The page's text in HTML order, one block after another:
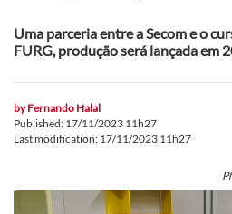
Uma parceria entre a Secom e o
FURG, produção será lançada em
byFernando Halal
Published: 17/11/2023 11h27
Last modification: 17/11/2023 11h27